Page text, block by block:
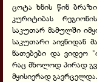
ცოტა ხნის წინ
კურიტიბას
საკუთარ მამულში
საკუთარი აივნიდან
ნათებები და ვიდეო
რაც მხოლოდ პირად
მყისიერად გავრცელდა.